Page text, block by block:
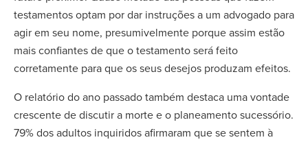
testamentos optam por dar instruções a um advogado para
agir em seu nome, presumivelmente porque assim estão
mais confiantes de que o testamento será feito
corretamente para que os seus desejos produzam efeitos.
O relatório do ano passado também destaca uma vontade
crescente de discutir a morte e o planeamento sucessório.
79% dos adultos inquiridos afirmaram que se sentem à